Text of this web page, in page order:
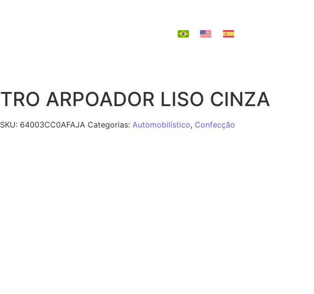
TRO ARPOADOR LISO CINZA
SKU: 64003CC0AFAJA Categorias: Automobilístico, Confecção